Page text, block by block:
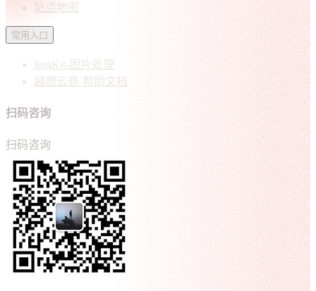
站点地图
常用入口
ImgKit-图片处理
越想云商-帮助文档
扫码咨询
扫码咨询